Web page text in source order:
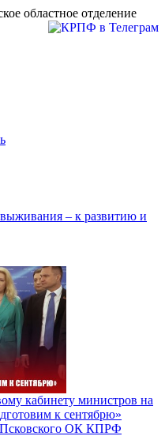
областное отделение
кабинету министров на
к сентябрю»
Псковского ОК КПРФ